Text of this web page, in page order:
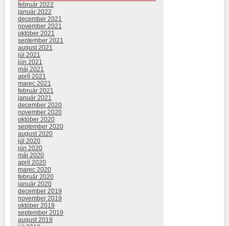
február 2022
január 2022
december 2021
november 2021
október 2021
september 2021
august 2021
júl 2021
jún 2021
máj 2021
apríl 2021
marec 2021
február 2021
január 2021
december 2020
november 2020
október 2020
september 2020
august 2020
júl 2020
jún 2020
máj 2020
apríl 2020
marec 2020
február 2020
január 2020
december 2019
november 2019
október 2019
september 2019
august 2019